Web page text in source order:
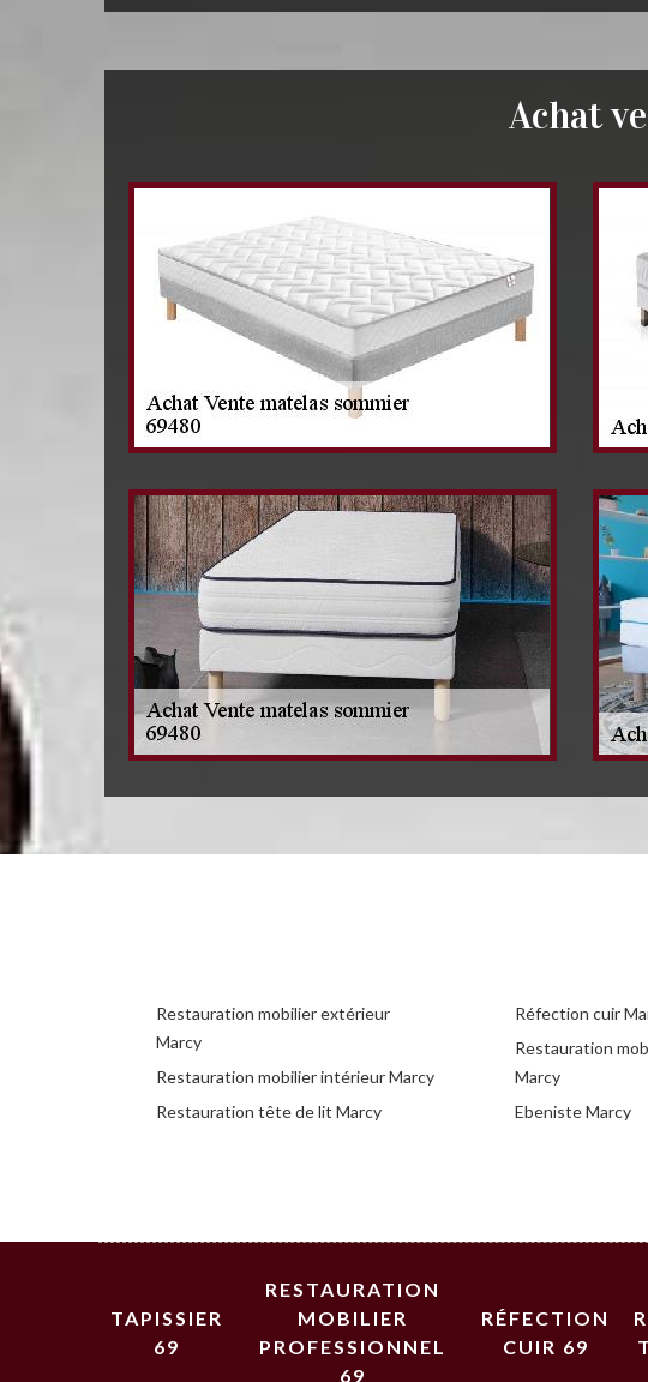
Achat
Restauration mobilier extérieur
Marcy
Restauration mobilier intérieur Marcy
Restauration tête de lit Marcy
Réfection cuir
Restauration
Marcy
Ebeniste Marcy
TAPISSIER
69
RESTAURATION
MOBILIER
PROFESSIONNEL
69
RÉFECTION
CUIR 69